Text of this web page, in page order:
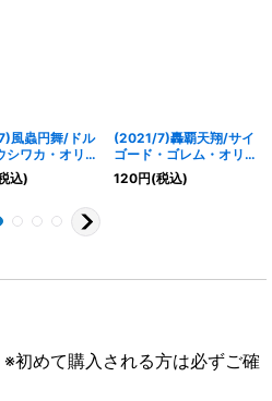
風蟲円舞/ドル
シワカ・オリジ
{BS55-
BS55-
込)
(2021/7)轟覇天翔/サイ
ゴード・ゴレム・オリジ
ン【CP】{BS55-
TCP09a/BS55-
120円(税込)
※初めて購入される方は必ずご確